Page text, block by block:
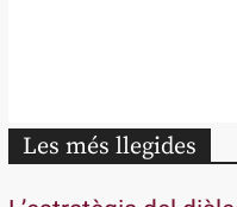
Les més llegides